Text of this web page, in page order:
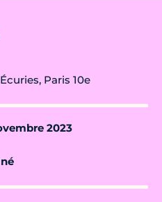
Paris 10e
2023